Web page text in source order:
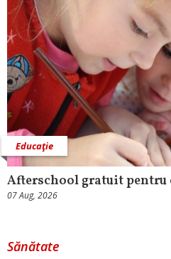
Educaţie
Afterschool gratuit pentru
07 Aug, 2026
Sănătate